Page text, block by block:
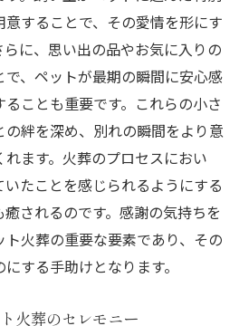
することで、その愛情を形にす
に、思い出の品やお気に入りの
、ペットが最期の瞬間に安心感
ことも重要です。これらの小さ
絆を深め、別れの瞬間をより意
ます。火葬のプロセスにおい
たことを感じられるようにする
されるのです。感謝の気持ちを
火葬の重要な要素であり、その
する手助けとなります。
火葬のセレモニー